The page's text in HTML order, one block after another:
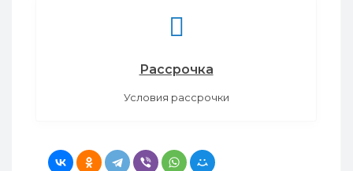
Рассрочка
Условия рассрочки